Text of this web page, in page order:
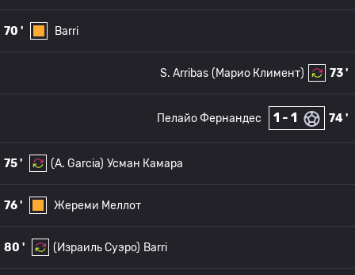
70 ' Barri
73 '
(Марио Климент)
S. Arribas
74 '
1 - 1
Пелайо Фернандес
75 ' (A. Garcia) Усман Камара
76 ' Жереми Меллот
80 ' (Израиль Суэро) Barri